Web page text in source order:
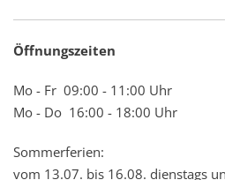
Öffnungszeiten
Mo - Fr 09:00 - 11:00 Uhr
Mo - Do 16:00 - 18:00 Uhr
Sommerferien:
vom 13.07. bis 16.08. dienstags